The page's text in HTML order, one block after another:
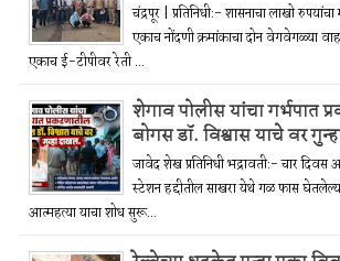
चंद्रपूर | प्रतिनिधी:- शासनाचा लाखो
एकाच नोंदणी क्रमांकाचा दोन वेगवेगळ्या
एकाच ई-टीपीवर रेती ...
शेगाव पोलीस यांचा गर्भपात
बोगस डॉ. विश्वास याचे वर
जावेद शेख प्रतिनिधी भद्रावती:- चार दिवस
स्टेशन हद्दीतील साखरा येथे गळ फास
आत्महत्या याचा शोध सुरू...